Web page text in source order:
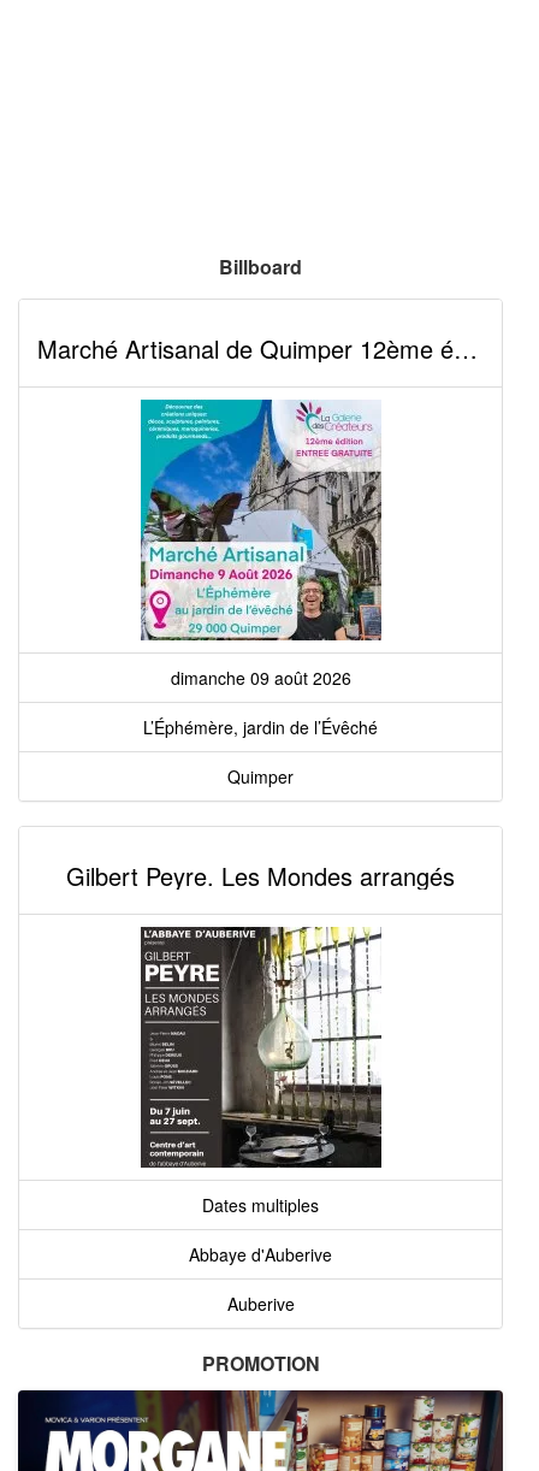
Billboard
Marché Artisanal de Quimper 12ème édition
dimanche 09 août 2026
L’Éphémère, jardin de l’Évêché
Quimper
Gilbert Peyre. Les Mondes arrangés
Dates multiples
Abbaye d'Auberive
Auberive
PROMOTION